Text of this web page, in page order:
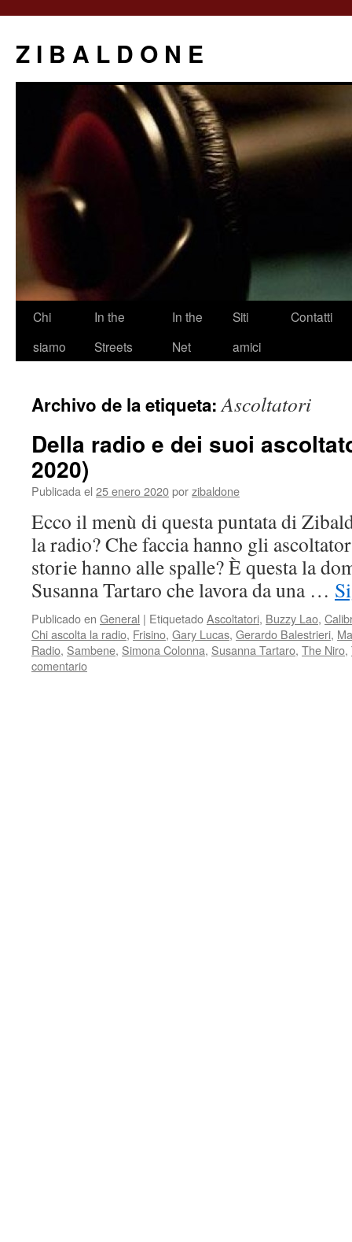
Z I B A L D O N E
Saltar
Chi
siamo
In the
Streets
In the
Net
Siti
amici
Contatti
Archivo de la etiqueta:Ascoltatori
Della radio e dei suoi
2020)
Publicada el 25 enero 2020porzibaldone
Ecco il menù di questa puntata di
la radio? Che faccia hanno gli
storie hanno alle spalle? È questa la
Susanna Tartaro che lavora da una …
Publicado en General | EtiquetadoAscoltatori, Buzzy Lao,
Chi ascolta la radio, Frisino, Gary Lucas, Gerardo Balestrieri,
Radio, Sambene, Simona Colonna, Susanna Tartaro, The Niro,
comentario